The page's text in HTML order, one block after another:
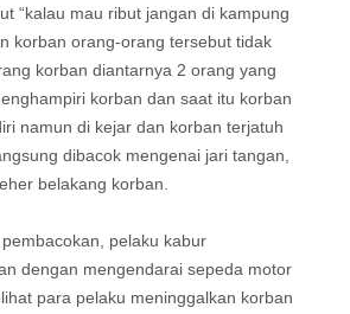
“kalau mau ribut jangan di kampung
korban orang-orang tersebut tidak
korban diantarnya 2 orang yang
korban dan saat itu korban
namun di kejar dan korban terjatuh
dibacok mengenai jari tangan,
belakang korban.
pelaku kabur
dengan mengendarai sepeda motor
para pelaku meninggalkan korban